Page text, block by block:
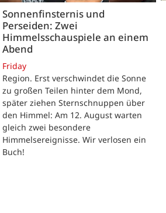
Sonnenfinsternis und
Perseiden: Zwei
Himmelsschauspiele an einem
Abend
Friday
Region. Erst verschwindet die Sonne
zu großen Teilen hinter dem Mond,
später ziehen Sternschnuppen über
den Himmel: Am 12. August warten
gleich zwei besondere
Himmelsereignisse. Wir verlosen ein
Buch!